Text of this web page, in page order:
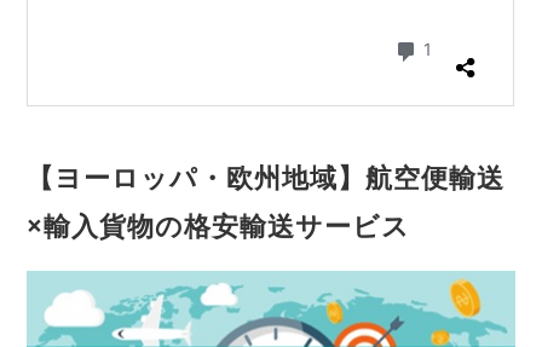
【ヨーロッパ・欧州地域】航空便輸送
×輸入貨物の格安輸送サービス